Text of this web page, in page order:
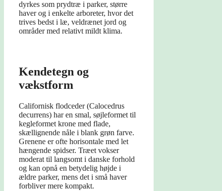
dyrkes som prydtræ i parker, større
haver og i enkelte arboreter, hvor det
trives bedst i læ, veldrænet jord og
områder med relativt mildt klima.
Kendetegn og
vækstform
Californisk flodceder (Calocedrus
decurrens) har en smal, søjleformet til
kegleformet krone med flade,
skællignende nåle i blank grøn farve.
Grenene er ofte horisontale med let
hængende spidser. Træet vokser
moderat til langsomt i danske forhold
og kan opnå en betydelig højde i
ældre parker, mens det i små haver
forbliver mere kompakt.